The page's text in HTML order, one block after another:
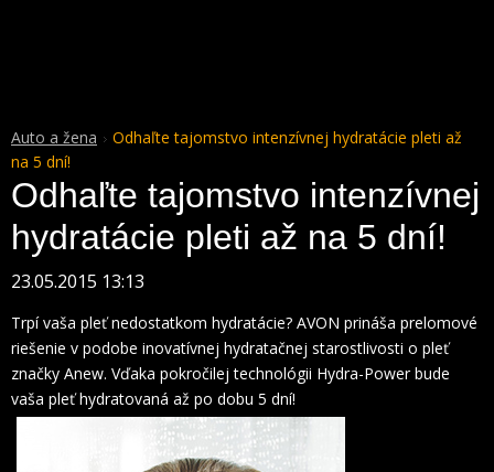
Auto a žena
Odhaľte tajomstvo intenzívnej hydratácie pleti až
na 5 dní!
Odhaľte tajomstvo intenzívnej
hydratácie pleti až na 5 dní!
23.05.2015 13:13
Trpí vaša pleť nedostatkom hydratácie? AVON prináša prelomové
riešenie v podobe inovatívnej hydratačnej starostlivosti o pleť
značky Anew. Vďaka pokročilej technológii Hydra-Power bude
vaša pleť hydratovaná až po dobu 5 dní!